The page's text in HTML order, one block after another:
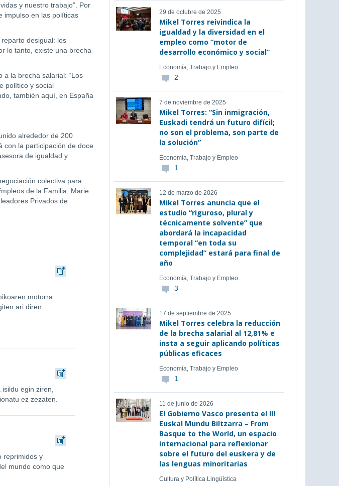
y nuestro trabajo”. Por
impulso en las políticas
desigual: los
lo tanto, existe una brecha
a la brecha salarial: “Los
político y social
también aquí, en España
alrededor de 200
con la participación de doce
de igualdad y
colectiva para
de la Familia, Marie
Privados de
motorra
ari diren
egin ziren,
ez zezaten.
reprimidos y
mundo como que
29 de octubre de 2025
Mikel Torres reivindica la
igualdad y la diversidad en el
empleo como “motor de
desarrollo económico y social”
Economía, Trabajo y Empleo
2
7 de noviembre de 2025
Mikel Torres: “Sin inmigración,
Euskadi tendrá un futuro difícil;
no son el problema, son parte de
la solución”
Economía, Trabajo y Empleo
1
12 de marzo de 2026
Mikel Torres anuncia que el
estudio “riguroso, plural y
técnicamente solvente” que
abordará la incapacidad
temporal “en toda su
complejidad” estará para final de
año
Economía, Trabajo y Empleo
3
17 de septiembre de 2025
Mikel Torres celebra la reducción
de la brecha salarial al 12,81% e
insta a seguir aplicando políticas
públicas eficaces
Economía, Trabajo y Empleo
1
11 de junio de 2026
El Gobierno Vasco presenta el III
Euskal Mundu Biltzarra – From
Basque to the World, un espacio
internacional para reflexionar
sobre el futuro del euskera y de
las lenguas minoritarias
Cultura y Política Lingüística